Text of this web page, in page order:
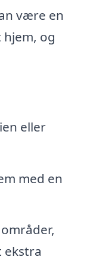
være en
og
eller
med en
ekstra